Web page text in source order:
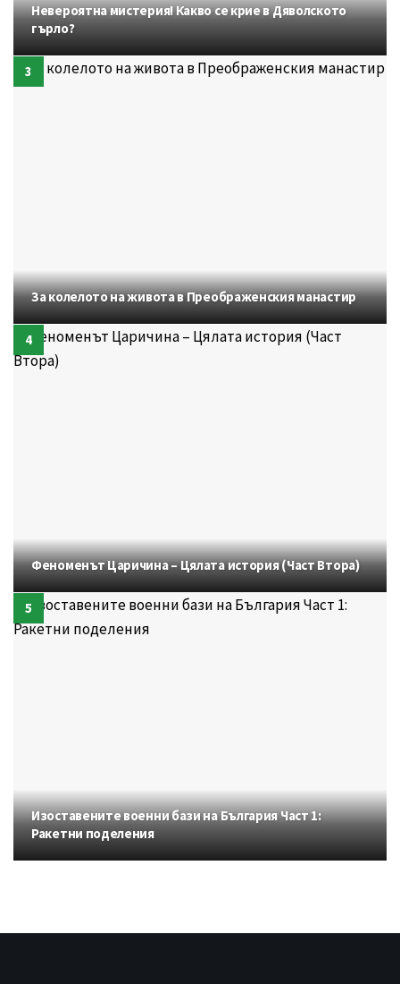
Невероятна мистерия! Какво се крие в Дяволското
гърло?
За колелото на живота в Преображенския манастир
Феноменът Царичина – Цялата история (Част Втора)
Изоставените военни бази на България Част 1:
Ракетни поделения